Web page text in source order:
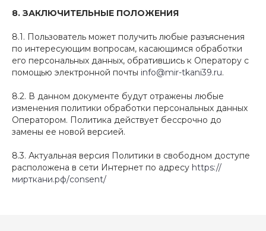
8. ЗАКЛЮЧИТЕЛЬНЫЕ ПОЛОЖЕНИЯ
8.1. Пользователь может получить любые разъяснения
по интересующим вопросам, касающимся обработки
его персональных данных, обратившись к Оператору с
помощью электронной почты info@mir-tkani39.ru.
8.2. В данном документе будут отражены любые
изменения политики обработки персональных данных
Оператором. Политика действует бессрочно до
замены ее новой версией.
8.3. Актуальная версия Политики в свободном доступе
расположена в сети Интернет по адресу https://
мирткани.рф/consent/